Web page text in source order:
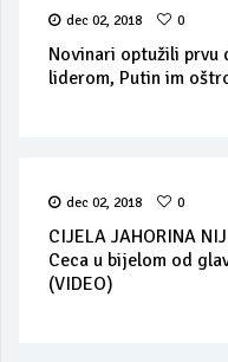
dec 02, 2018 0
Novinari optužili prvu
liderom, Putin im
dec 02, 2018 0
CIJELA JAHORINA
Ceca u bijelom od
(VIDEO)